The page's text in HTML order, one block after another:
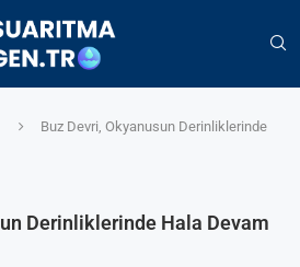
Buz Devri, Okyanusun Derinliklerinde
Derinliklerinde Hala Devam